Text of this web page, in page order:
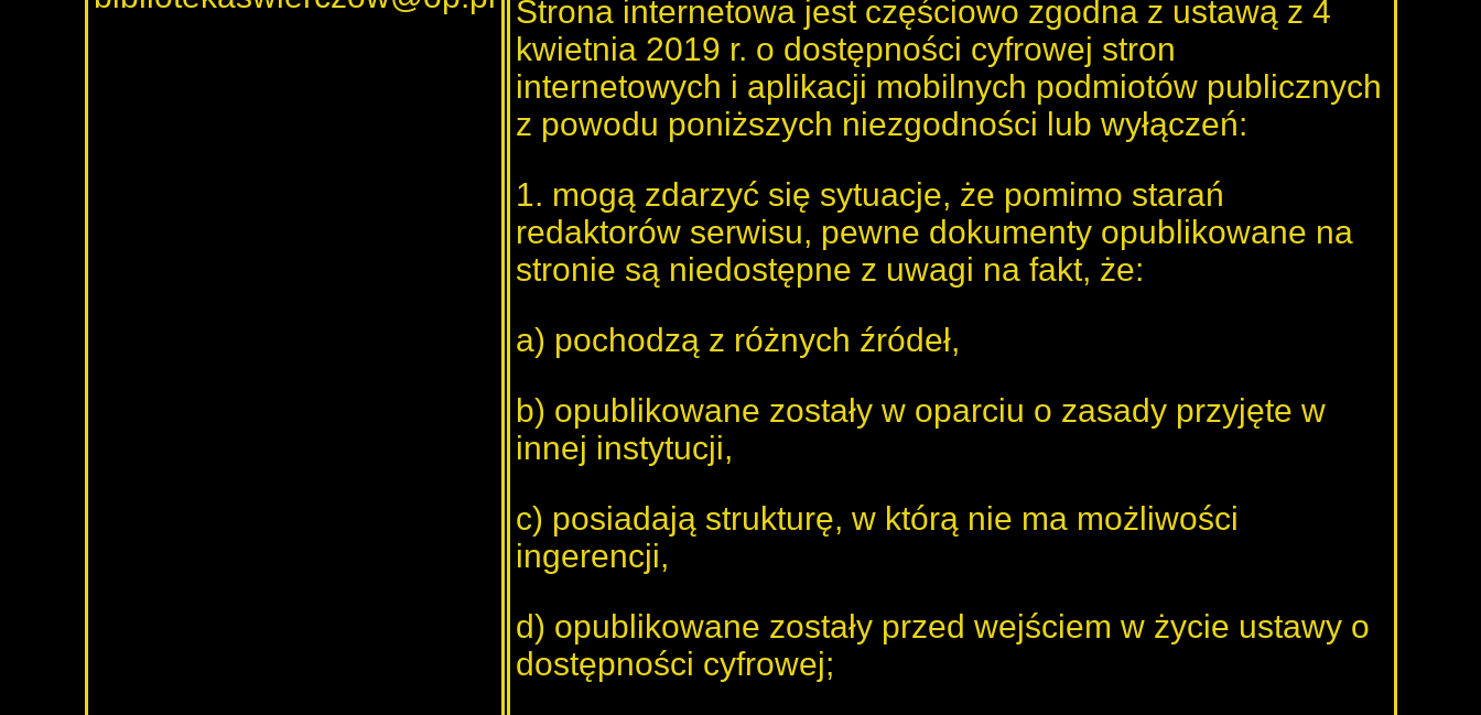
Strona internetowa jest częściowo zgodna z ustawą z 4
kwietnia 2019 r. o dostępności cyfrowej stron
internetowych i aplikacji mobilnych podmiotów publicznych
z powodu poniższych niezgodności lub wyłączeń:
1. mogą zdarzyć się sytuacje, że pomimo starań
redaktorów serwisu, pewne dokumenty opublikowane na
stronie są niedostępne z uwagi na fakt, że:
a) pochodzą z różnych źródeł,
b) opublikowane zostały w oparciu o zasady przyjęte w
innej instytucji,
c) posiadają strukturę, w którą nie ma możliwości
ingerencji,
d) opublikowane zostały przed wejściem w życie ustawy o
dostępności cyfrowej;